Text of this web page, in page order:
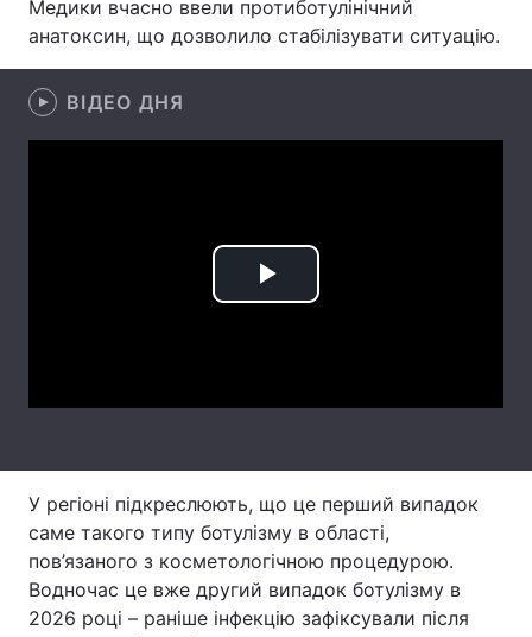
Тема оформлення
Медики вчасно ввели протиботулінічний
анатоксин, що дозволило стабілізувати ситуацію.
ВІДЕО ДНЯ
Play
У регіоні підкреслюють, що це перший випадок
саме такого типу ботулізму в області,
пов’язаного з косметологічною процедурою.
Водночас це вже другий випадок ботулізму в
2026 році – раніше інфекцію зафіксували після